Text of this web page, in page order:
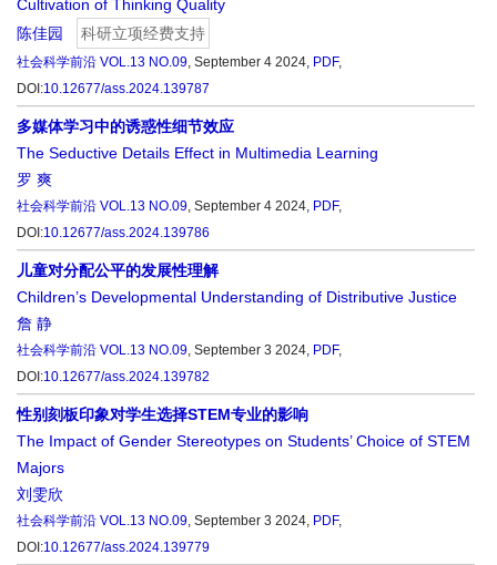
Cultivation of Thinking Quality
陈佳园
科研立项经费支持
社会科学前沿 VOL.13 NO.09, September 4 2024, PDF,
DOI:10.12677/ass.2024.139787
多媒体学习中的诱惑性细节效应
The Seductive Details Effect in Multimedia Learning
罗 爽
社会科学前沿 VOL.13 NO.09, September 4 2024, PDF,
DOI:10.12677/ass.2024.139786
儿童对分配公平的发展性理解
Children’s Developmental Understanding of Distributive Justice
詹 静
社会科学前沿 VOL.13 NO.09, September 3 2024, PDF,
DOI:10.12677/ass.2024.139782
性别刻板印象对学生选择STEM专业的影响
The Impact of Gender Stereotypes on Students’ Choice of STEM
Majors
刘雯欣
社会科学前沿 VOL.13 NO.09, September 3 2024, PDF,
DOI:10.12677/ass.2024.139779